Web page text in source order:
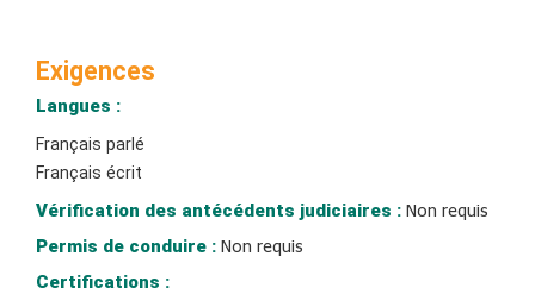
Exigences
Langues :
Français parlé
Français écrit
Vérification des antécédents judiciaires : Non requis
Permis de conduire : Non requis
Certifications :